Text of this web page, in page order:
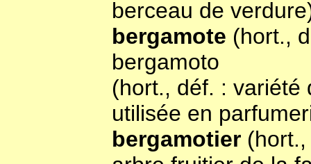
berceau de
bergamote (hort.,
bergamoto
(hort., déf. : variété
utilisée en
bergamotier